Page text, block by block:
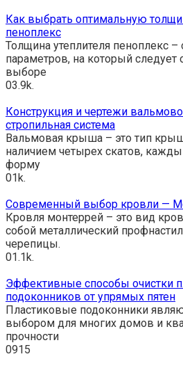
Как выбрать оптимальную
пеноплекс
Толщина утеплителя пеноплекс
параметров, на который следует
выборе
03.9k.
Конструкция и чертежи
стропильная система
Вальмовая крыша – это тип
наличием четырех скатов,
форму
01k.
Современный выбор кровли —
Кровля монтеррей – это вид
собой металлический
черепицы.
01.1k.
Эффективные способы очистки
подоконников от упрямых пятен
Пластиковые подоконники
выбором для многих домов и
прочности
0915